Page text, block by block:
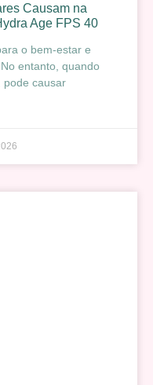
Causam na
Age FPS 40
o bem-estar e
entanto, quando
pode causar